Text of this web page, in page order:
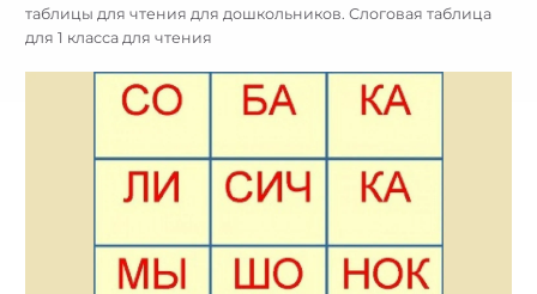
таблицы для чтения для дошкольников. Слоговая таблица
для 1 класса для чтения